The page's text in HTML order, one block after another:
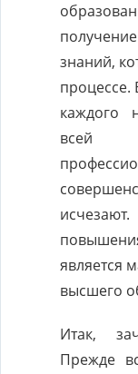
знаний,
процессе.
каждого
всей
является
высшего
Итак,
Прежде